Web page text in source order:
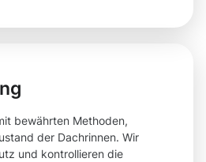
bewährten Methoden,
der Dachrinnen. Wir
und kontrollieren die